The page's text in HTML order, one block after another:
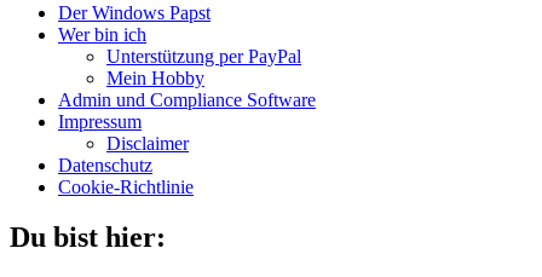
Der Windows Papst
Wer bin ich
Unterstützung per PayPal
Mein Hobby
Admin und Compliance Software
Impressum
Disclaimer
Datenschutz
Cookie-Richtlinie
Du bist hier: